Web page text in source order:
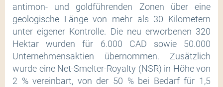
antimon- und goldführenden Zonen über eine
geologische Länge von mehr als 30 Kilometern
unter eigener Kontrolle. Die neu erworbenen 320
Hektar wurden für 6.000 CAD sowie 50.000
Unternehmensaktien übernommen. Zusätzlich
wurde eine Net-Smelter-Royalty (NSR) in Höhe von
2 % vereinbart, von der 50 % bei Bedarf für 1,5